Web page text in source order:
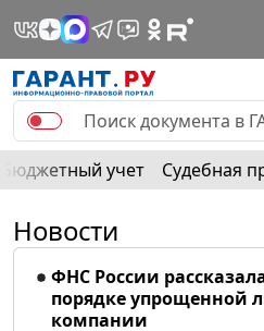
Бюджетный учет Судебная
Новости
ФНС России
порядке упрощенной
компании